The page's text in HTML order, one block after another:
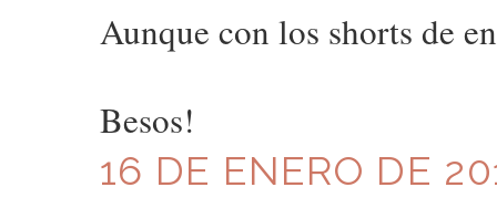
Aunque con los shorts de
Besos!
16 DE ENERO DE